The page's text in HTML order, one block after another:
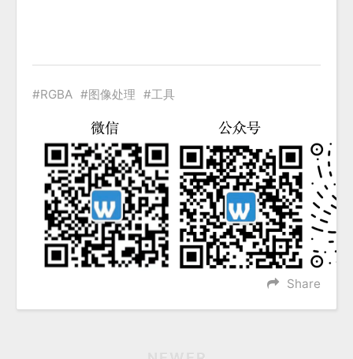
RGBA 图像处理 工具
Share